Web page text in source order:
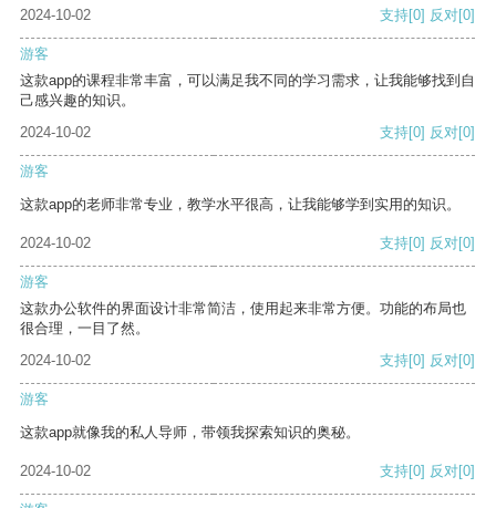
2024-10-02
支持[0] 反对[0]
游客
这款app的课程非常丰富，可以满足我不同的学习需求，让我能够找到自
己感兴趣的知识。
2024-10-02
支持[0] 反对[0]
游客
这款app的老师非常专业，教学水平很高，让我能够学到实用的知识。
2024-10-02 支持[0] 反对[0]
游客
这款办公软件的界面设计非常简洁，使用起来非常方便。功能的布局也
很合理，一目了然。
2024-10-02
支持[0] 反对[0]
游客
这款app就像我的私人导师，带领我探索知识的奥秘。
2024-10-02 支持[0] 反对[0]